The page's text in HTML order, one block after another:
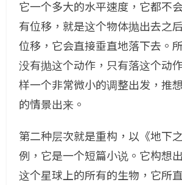
它一个多大的水平速度，它都不
有位移，就是这个物体抛出去之
位移，它会直接垂直地落下去。
没有抛这个动作，只有落这个动
样一个非常微小的调整出发，推
的情景出来。
第二种层次就是重构，以《地下
例，它是一个短篇小说。它构想
这个星球上的所有的生物，它所